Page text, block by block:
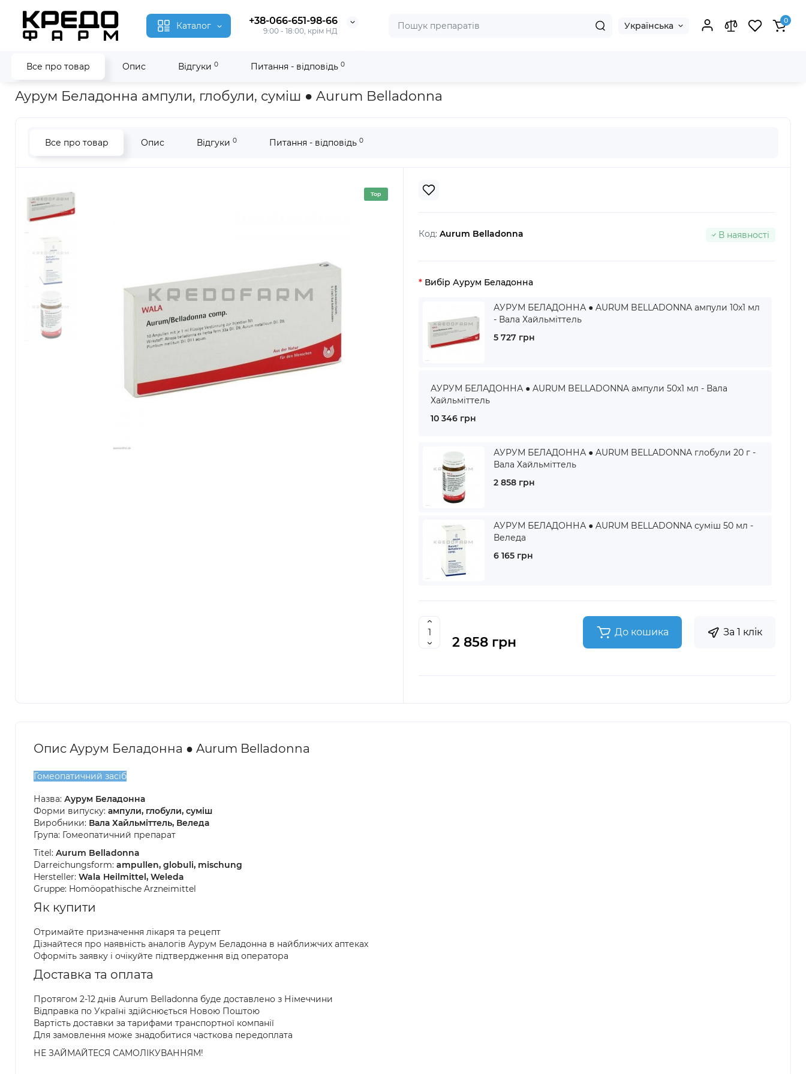
Каталог +38-066-651-98-66
9:00 - 18:00, крім НД Українська 0
Все про товар Опис Відгуки 0 Питання - відповідь 0
Головна Гомеопатія Аурум Беладонна ● Aurum Belladonna
Аурум Беладонна ампули, глобули, суміш ● Aurum Belladonna
Все про товар Опис Відгуки 0 Питання - відповідь 0
Top
Код: Aurum Belladonna В наявності
Вибір Аурум Беладонна
АУРУМ БЕЛАДОННА ● AURUM BELLADONNA ампули 10x1 мл
- Вала Хайльміттель
5 727 грн
АУРУМ БЕЛАДОННА ● AURUM BELLADONNA ампули 50x1 мл - Вала
Хайльміттель
10 346 грн
АУРУМ БЕЛАДОННА ● AURUM BELLADONNA глобули 20 г -
Вала Хайльміттель
2 858 грн
АУРУМ БЕЛАДОННА ● AURUM BELLADONNA суміш 50 мл -
Веледа
6 165 грн
2 858 грн
До кошика За 1 клік
Опис Аурум Беладонна ● Aurum Belladonna
Гомеопатичний засіб
Назва: Аурум Беладонна
Форми випуску: ампули, глобули, суміш
Виробники: Вала Хайльміттель, Веледа
Група: Гомеопатичний препарат
Titel: Aurum Belladonna
Darreichungsform: ampullen, globuli, mischung
Hersteller: Wala Heilmittel, Weleda
Gruppe: Homöopathische Arzneimittel
Як купити
Отримайте призначення лікаря та рецепт
Дізнайтеся про наявність аналогів Аурум Беладонна в найближчих аптеках
Оформіть заявку і очікуйте підтвердження від оператора
Доставка та оплата
Протягом 2-12 днів Aurum Belladonna буде доставлено з Німеччини
Відправка по Україні здійснюється Новою Поштою
Вартість доставки за тарифами транспортної компанії
Для замовлення може знадобитися часткова передоплата
НЕ ЗАЙМАЙТЕСЯ САМОЛІКУВАННЯМ!